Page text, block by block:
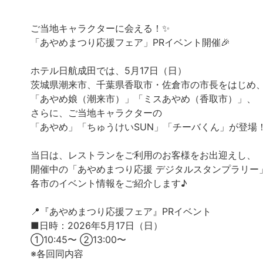
ご当地キャラクターに会える！✨
「あやめまつり応援フェア」PRイベント開催🎉
ホテル日航成田では、5月17日（日）
茨城県潮来市、千葉県香取市・佐倉市の市長をはじめ、
「あやめ娘（潮来市）」「ミスあやめ（香取市）」、
さらに、ご当地キャラクターの
「あやめ」「ちゅうけいSUN」「チーバくん」が登場！
当日は、レストランをご利用のお客様をお出迎えし、
開催中の「あやめまつり応援 デジタルスタンプラリー
各市のイベント情報をご紹介します♪
📍『あやめまつり応援フェア』PRイベント
■日時：2026年5月17日（日）
①10:45〜 ②13:00〜
※各回同内容